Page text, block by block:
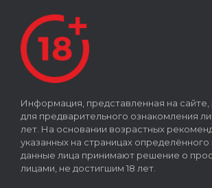
Информация, представленная на
для предварительного ознакомления
лет. На основании возрастных
указанных на страницах определённого
данные лица принимают решение о
лицами, не достигшим 18 лет.